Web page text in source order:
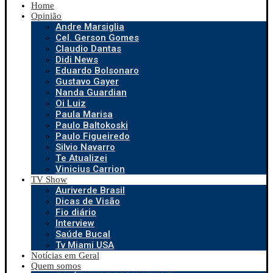
Home
Opinião
Andre Marsiglia
Cel. Gerson Gomes
Claudio Dantas
Didi News
Eduardo Bolsonaro
Gustavo Gayer
Nanda Guardian
Oi Luiz
Paula Marisa
Paulo Baltokoski
Paulo Figueiredo
Silvio Navarro
Te Atualizei
Vinicius Carrion
TV Show
Auriverde Brasil
Dicas de Visão
Fio diário
Interview
Saúde Bucal
Tv Miami USA
Notícias em Geral
Quem somos